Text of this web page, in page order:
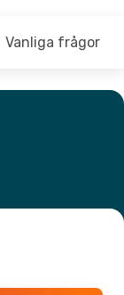
Vanliga frågor